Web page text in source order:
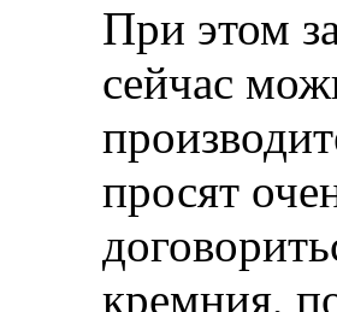
При этом
сейчас
просят
кремния,